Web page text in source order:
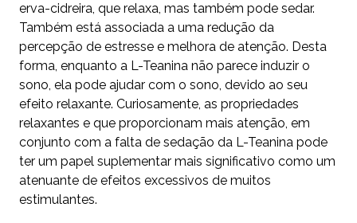
erva-cidreira, que relaxa, mas também pode sedar.
Também está associada a uma redução da
percepção de estresse e melhora de atenção. Desta
forma, enquanto a L-Teanina não parece induzir o
sono, ela pode ajudar com o sono, devido ao seu
efeito relaxante. Curiosamente, as propriedades
relaxantes e que proporcionam mais atenção, em
conjunto com a falta de sedação da L-Teanina pode
ter um papel suplementar mais significativo como um
atenuante de efeitos excessivos de muitos
estimulantes.